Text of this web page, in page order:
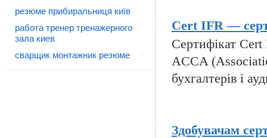
резюме прибиральниця київ
работа тренер тренажерного
зала киев
сварщик монтажник резюме
Cert IFR —
Сертифікат
ACCA
бухгалтерів і
Здобувачам